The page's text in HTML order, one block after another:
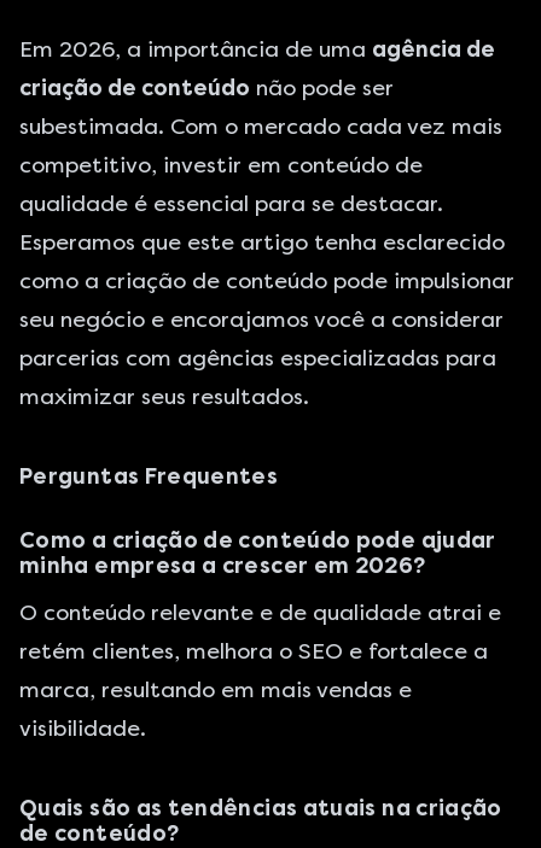
Em 2026, a importância de uma agência de
criação de conteúdo não pode ser
subestimada. Com o mercado cada vez mais
competitivo, investir em conteúdo de
qualidade é essencial para se destacar.
Esperamos que este artigo tenha esclarecido
como a criação de conteúdo pode impulsionar
seu negócio e encorajamos você a considerar
parcerias com agências especializadas para
maximizar seus resultados.
Perguntas Frequentes
Como a criação de conteúdo pode ajudar
minha empresa a crescer em 2026?
O conteúdo relevante e de qualidade atrai e
retém clientes, melhora o SEO e fortalece a
marca, resultando em mais vendas e
visibilidade.
Quais são as tendências atuais na criação
de conteúdo?